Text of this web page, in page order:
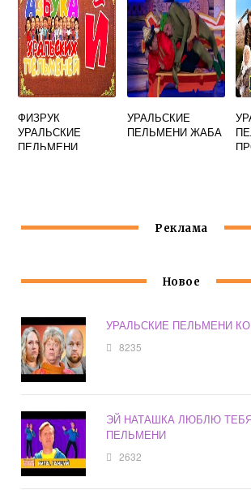
ФИЗРУК
УРАЛЬСКИЕ
ПЕЛЬМЕНИ
УРАЛЬСКИЕ
ПЕЛЬМЕНИ ЖАБА
Реклама
Новое
УРАЛЬСКИЕ ПЕЛЬМЕНИ
8235
ЭЙ НАТАШКА ЛЮБЛЮ
ПЕЛЬМЕНИ
2632